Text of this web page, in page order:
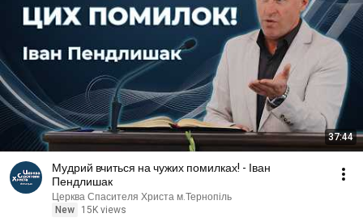
37:44
Мудрий вчиться на чужих помилках! - Іван
Пендлишак
Церква Спасителя Христа м.Тернопіль
New
15K views